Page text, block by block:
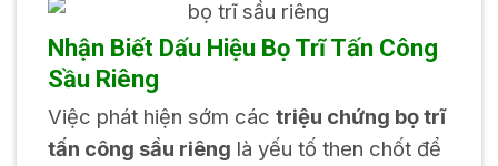
Nhận Biết Dấu Hiệu Bọ Trĩ Tấn Công
Sầu Riêng
Việc phát hiện sớm các triệu chứng bọ trĩ
tấn công sầu riêng là yếu tố then chốt để